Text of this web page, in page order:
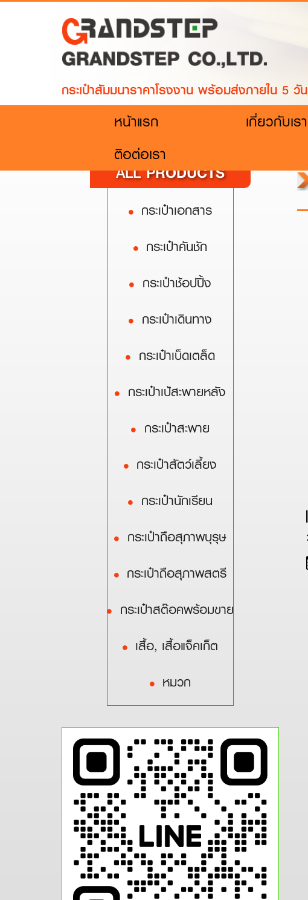
กระเป๋าสัมมนาราคาโรงงาน พร้อมส่งภายใน 5 วัน
หน้าแรก เกี่ยวกับเรา
ติอต่อเรา
ALLPRODUCTS
กระเป๋าเอกสาร
กระเป๋าคันชัก
กระเป๋าช้อปปิ้ง
กระเป๋าเดินทาง
กระเป๋าเบ็ดเตล็ด
กระเป๋าเป้สะพายหลัง
กระเป๋าสะพาย
กระเป๋าสัตว์เลี้ยง
กระเป๋านักเรียน
กระเป๋าถือสุภาพบุรุษ
กระเป๋าถือสุภาพสตรี
กระเป๋าสต๊อคพร้อมขาย
เสื้อ, เสื้อแจ็คเก็ต
หมวก